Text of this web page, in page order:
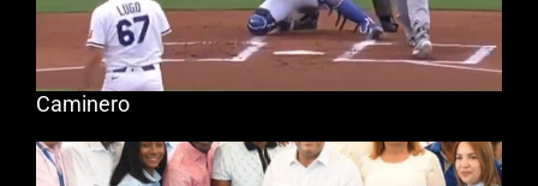
Caminero